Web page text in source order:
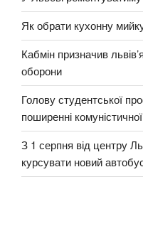
Як обрати кухонну
Кабмін призначив
оборони
Голову студентської
поширенні
З 1 серпня від центру
курсувати новий